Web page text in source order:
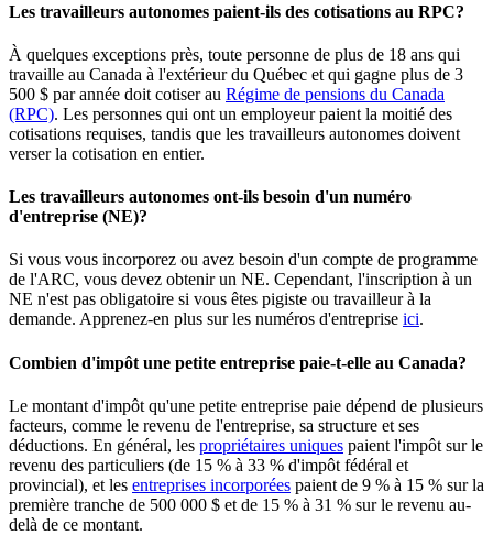
Les travailleurs autonomes paient-ils des cotisations au RPC?
À quelques exceptions près, toute personne de plus de 18 ans qui
travaille au Canada à l'extérieur du Québec et qui gagne plus de 3
500 $ par année doit cotiser au Régime de pensions du Canada
(RPC). Les personnes qui ont un employeur paient la moitié des
cotisations requises, tandis que les travailleurs autonomes doivent
verser la cotisation en entier.
Les travailleurs autonomes ont-ils besoin d'un numéro
d'entreprise (NE)?
Si vous vous incorporez ou avez besoin d'un compte de programme
de l'ARC, vous devez obtenir un NE. Cependant, l'inscription à un
NE n'est pas obligatoire si vous êtes pigiste ou travailleur à la
demande. Apprenez-en plus sur les numéros d'entreprise ici.
Combien d'impôt une petite entreprise paie-t-elle au Canada?
Le montant d'impôt qu'une petite entreprise paie dépend de plusieurs
facteurs, comme le revenu de l'entreprise, sa structure et ses
déductions. En général, les propriétaires uniques paient l'impôt sur le
revenu des particuliers (de 15 % à 33 % d'impôt fédéral et
provincial), et les entreprises incorporées paient de 9 % à 15 % sur la
première tranche de 500 000 $ et de 15 % à 31 % sur le revenu au-
delà de ce montant.